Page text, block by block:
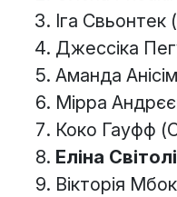
Іга
Джессіка
Аманда
Мірра
Коко Гауфф
Еліна
Вікторія